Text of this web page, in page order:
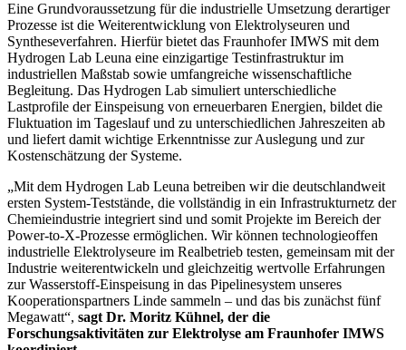
Eine Grundvoraussetzung für die industrielle Umsetzung derartiger
Prozesse ist die Weiterentwicklung von Elektrolyseuren und
Syntheseverfahren. Hierfür bietet das Fraunhofer IMWS mit dem
Hydrogen Lab Leuna eine einzigartige Testinfrastruktur im
industriellen Maßstab sowie umfangreiche wissenschaftliche
Begleitung. Das Hydrogen Lab simuliert unterschiedliche
Lastprofile der Einspeisung von erneuerbaren Energien, bildet die
Fluktuation im Tageslauf und zu unterschiedlichen Jahreszeiten ab
und liefert damit wichtige Erkenntnisse zur Auslegung und zur
Kostenschätzung der Systeme.
„Mit dem Hydrogen Lab Leuna betreiben wir die deutschlandweit
ersten System-Teststände, die vollständig in ein Infrastrukturnetz der
Chemieindustrie integriert sind und somit Projekte im Bereich der
Power-to-X-Prozesse ermöglichen. Wir können technologieoffen
industrielle Elektrolyseure im Realbetrieb testen, gemeinsam mit der
Industrie weiterentwickeln und gleichzeitig wertvolle Erfahrungen
zur Wasserstoff-Einspeisung in das Pipelinesystem unseres
Kooperationspartners Linde sammeln – und das bis zunächst fünf
Megawatt“, sagt Dr. Moritz Kühnel, der die
Forschungsaktivitäten zur Elektrolyse am Fraunhofer IMWS